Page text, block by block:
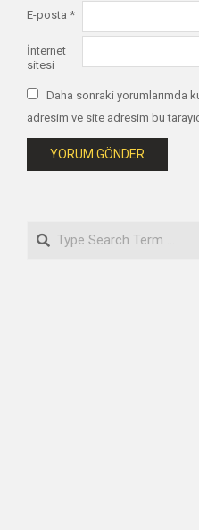
E-posta *
İnternet
sitesi
Daha sonraki yorumlarımda
adresim ve site adresim bu